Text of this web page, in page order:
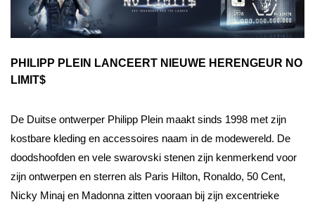
PHILIPP PLEIN LANCEERT NIEUWE HERENGEUR NO
LIMIT$
De Duitse ontwerper Philipp Plein maakt sinds 1998 met zijn
kostbare kleding en accessoires naam in de modewereld. De
doodshoofden en vele swarovski stenen zijn kenmerkend voor
zijn ontwerpen en sterren als Paris Hilton, Ronaldo, 50 Cent,
Nicky Minaj en Madonna zitten vooraan bij zijn excentrieke